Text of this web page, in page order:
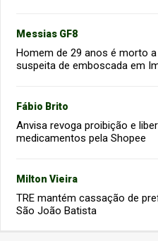
Messias GF8
Homem de 29 anos é morto
suspeita de emboscada em
Fábio Brito
Anvisa revoga proibição e
medicamentos pela Shopee
Milton Vieira
TRE mantém cassação de
São João Batista